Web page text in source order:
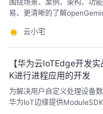
页
开
的
我
围绕场景、案例、架构、功
易、更清晰的了解
维等一系列问题。
云小宅
【华为云IoTEdge开发
K进行进程应用的开发
为解决用户自定义处理设备
华为IoT边缘提供